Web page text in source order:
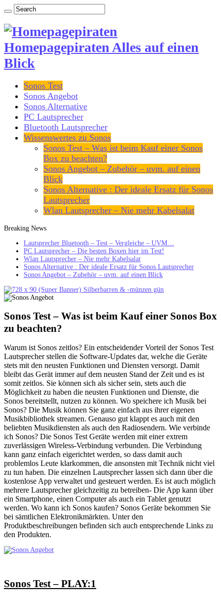
Homepagepiraten Alles auf einen
Blick
Sonos Test
Sonos Angebot
Sonos Alternative
PC Lautsprecher
Bluetooth Lautsprecher
Wissenswertes zu Sonos
Sonos Test – Was ist beim Kauf einer Sonos
Box zu beachten?
Sonos Angebot – Zubehör – uvm. auf einen
Blick
Sonos Alternative : Der ideale Ersatz für Sonos
Lautsprecher
Wlan Lautsprecher – Nie mehr Kabelsalat
Breaking News
Lautsprecher Bluetooth – Test – Vergleiche – UVM…
PC Lautsprecher – Die besten Boxen hier im Test!
Wlan Lautsprecher – Nie mehr Kabelsalat
Sonos Alternative : Der ideale Ersatz für Sonos Lautsprecher
Sonos Angebot – Zubehör – uvm. auf einen Blick
Sonos Test – Was ist beim Kauf einer Sonos Box
zu beachten?
Warum ist Sonos zeitlos? Ein entscheidender Vorteil der Sonos Test
Lautsprecher stellen die Software-Updates dar, welche die Geräte
stets mit den neusten Funktionen und Diensten versorgt. Damit
bleibt das Gerät immer auf dem neusten Stand der Zeit und es ist
somit zeitlos. Sie können sich als sicher sein, stets auch die
Möglichkeit zu haben die neusten Funktionen und Dienste, die
Sonos bereitstellt, nutzen zu können. Wo speichere ich Musik bei
Sonos? Die Musik können Sie ganz einfach aus ihrer eigenen
Musikbibliothek streamen. Genauso gut klappt es auch mit den
beliebten Musikdiensten als auch den Radiosendern. Wie verbinde
ich Sonos? Die Sonos Test Geräte werden mit einer extrem
zuverlässigen Wireless-Verbindung verbunden. Die Verbindung
kann ganz einfach eigerichtet werden, so dass damit auch
problemlos Leute klarkommen, die ansonsten mit Technik nicht viel
zu tun haben. Die einzelnen Lautsprecher lassen sich dann über die
kostenlose App verwaltet und gesteuert werden. Es ist auch möglich
mehrere Lautsprecher gleichzeitig zu betreiben- Die App kann über
ein Smartphone, einen Computer als auch ein Tablet genutzt
werden. Wo kann ich Sonos kaufen? Sonos Geräte bekommen Sie
bei sämtlichen Elektronikmärkten. Unter den
Produktbeschreibungen befinden sich auch entsprechende Links zu
den Produkten.
Sonos Test – PLAY:1